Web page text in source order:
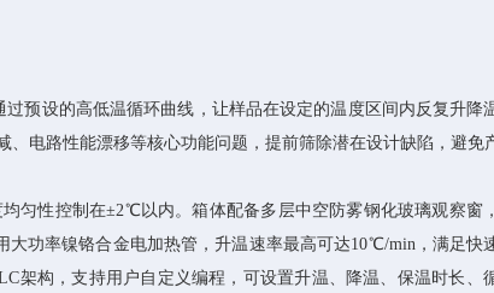
设的高低温循环曲线，让样品在设定的温度区间内反复升降
电路性能漂移等核心功能问题，提前筛除潜在设计缺陷，避免
匀性控制在±2℃以内。箱体配备多层中空防雾钢化玻璃观察窗
功率镍铬合金电加热管，升温速率最高可达10℃/min，满足快
架构，支持用户自定义编程，可设置升温、降温、保温时长、